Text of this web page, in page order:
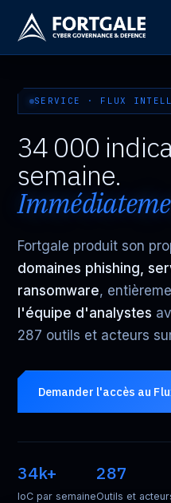
SERVICE · FLUX
34 000
semaine.
Fortgale produit son
domaines phishing,
ransomware,
l'équipe d'analystes
287 outils et acteurs
Demander l'accès au
34k+
IoC par semaine
287
Outils et